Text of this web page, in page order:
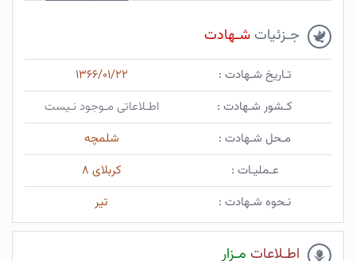
جـزئیات شـهادت
تـاریخ شـهادت :
۱۳۶۶/۰۱/۲۲
کـشور شـهادت :
اطـلاعاتی مـوجود نـیست
مـحل شـهادت :
شلمچه
عـملیـات :
کربلای ۸
نـحوه شـهادت :
تیر
اطـلاعات مـزار